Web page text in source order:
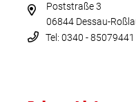
Poststraße 3
06844 Dessau-
Tel: 0340 - 85079441